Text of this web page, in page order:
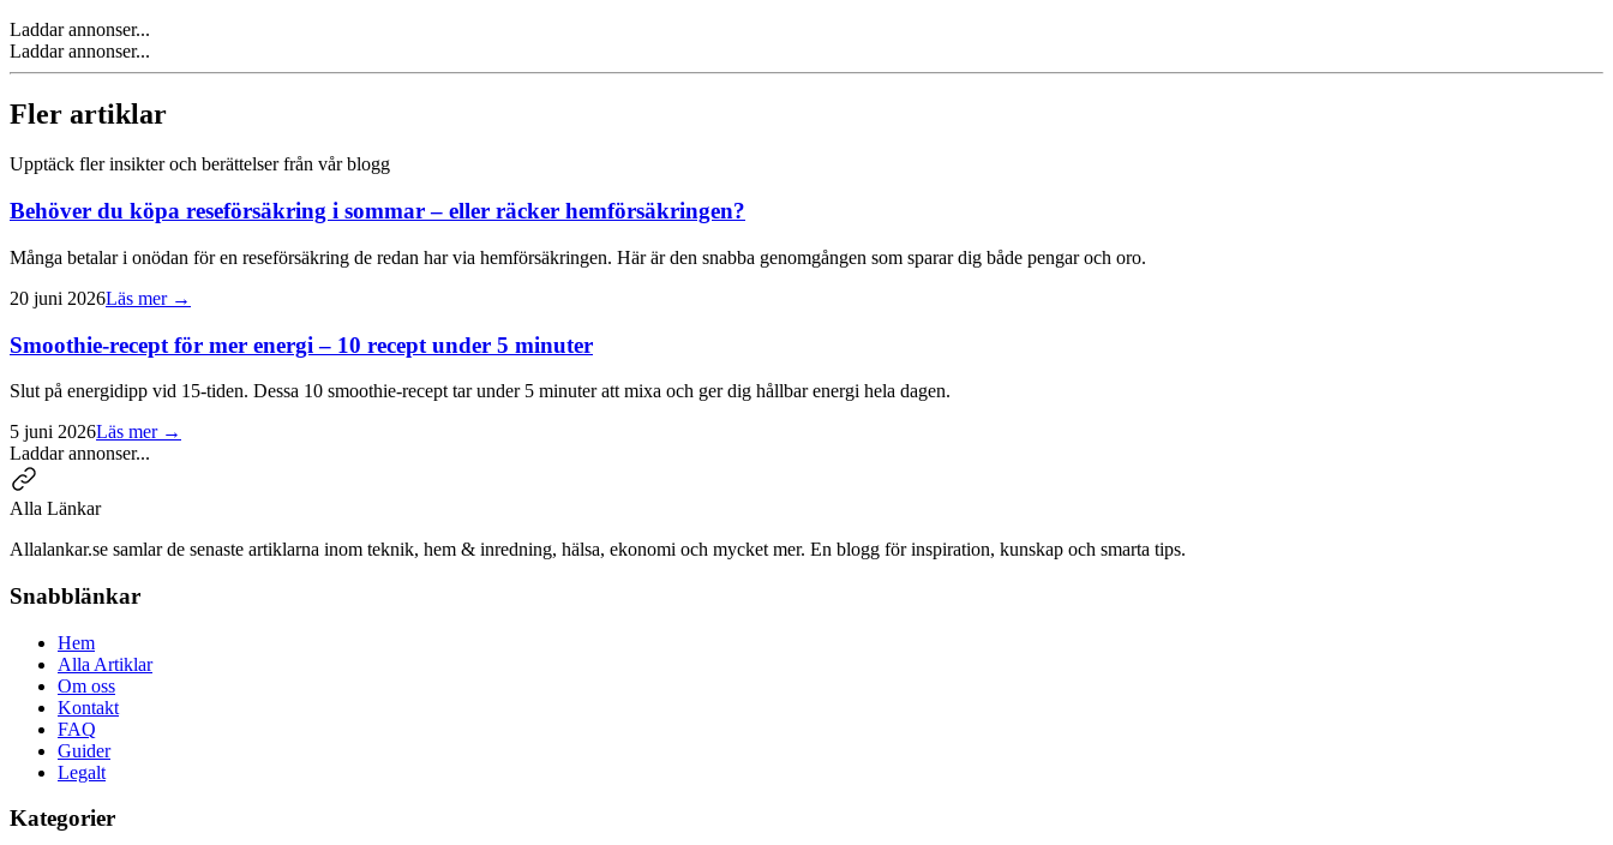
Laddar annonser...
Laddar annonser...
Fler artiklar
Upptäck fler insikter och berättelser från vår blogg
Behöver du köpa reseförsäkring i sommar – eller räcker hemförsäkringen?
Många betalar i onödan för en reseförsäkring de redan har via hemförsäkringen. Här är den snabba genomgången som sparar dig både pengar och oro.
20 juni 2026Läs mer →
Smoothie-recept för mer energi – 10 recept under 5 minuter
Slut på energidipp vid 15-tiden. Dessa 10 smoothie-recept tar under 5 minuter att mixa och ger dig hållbar energi hela dagen.
5 juni 2026Läs mer →
Laddar annonser...
Alla Länkar
Allalankar.se samlar de senaste artiklarna inom teknik, hem & inredning, hälsa, ekonomi och mycket mer. En blogg för inspiration, kunskap och smarta tips.
Snabblänkar
Hem
Alla Artiklar
Om oss
Kontakt
FAQ
Guider
Legalt
Kategorier